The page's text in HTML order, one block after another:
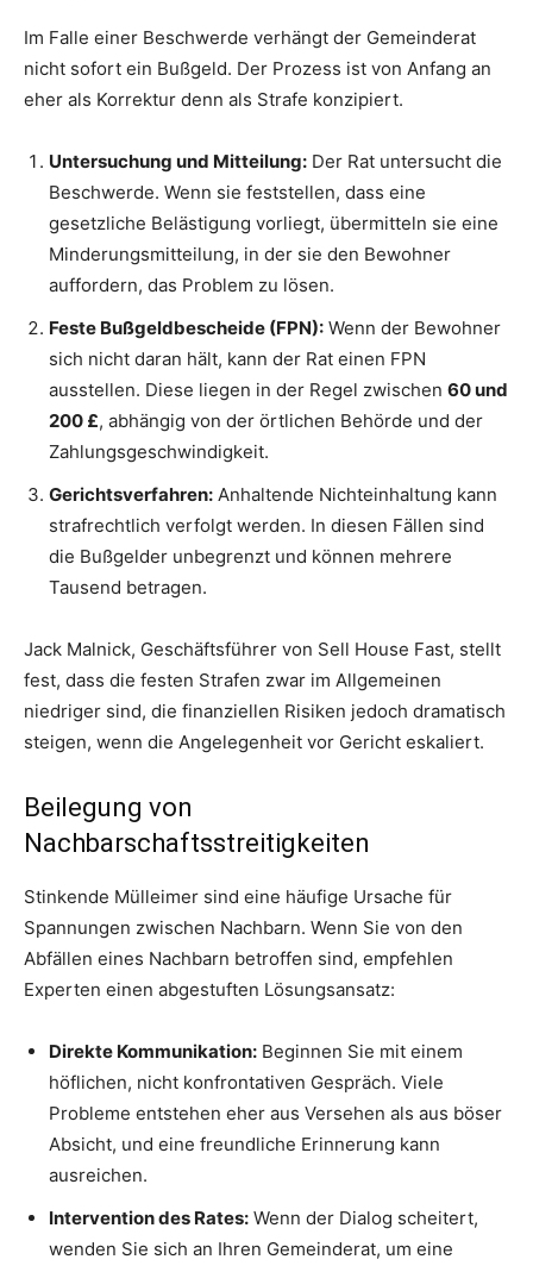
Im Falle einer Beschwerde verhängt der Gemeinderat
nicht sofort ein Bußgeld. Der Prozess ist von Anfang an
eher als Korrektur denn als Strafe konzipiert.
Untersuchung und Mitteilung: Der Rat untersucht die
Beschwerde. Wenn sie feststellen, dass eine
gesetzliche Belästigung vorliegt, übermitteln sie eine
Minderungsmitteilung, in der sie den Bewohner
auffordern, das Problem zu lösen.
Feste Bußgeldbescheide (FPN): Wenn der Bewohner
sich nicht daran hält, kann der Rat einen FPN
ausstellen. Diese liegen in der Regel zwischen 60 und
200 £, abhängig von der örtlichen Behörde und der
Zahlungsgeschwindigkeit.
Gerichtsverfahren: Anhaltende Nichteinhaltung kann
strafrechtlich verfolgt werden. In diesen Fällen sind
die Bußgelder unbegrenzt und können mehrere
Tausend betragen.
Jack Malnick, Geschäftsführer von Sell House Fast, stellt
fest, dass die festen Strafen zwar im Allgemeinen
niedriger sind, die finanziellen Risiken jedoch dramatisch
steigen, wenn die Angelegenheit vor Gericht eskaliert.
Beilegung von
Nachbarschaftsstreitigkeiten
Stinkende Mülleimer sind eine häufige Ursache für
Spannungen zwischen Nachbarn. Wenn Sie von den
Abfällen eines Nachbarn betroffen sind, empfehlen
Experten einen abgestuften Lösungsansatz:
Direkte Kommunikation: Beginnen Sie mit einem
höflichen, nicht konfrontativen Gespräch. Viele
Probleme entstehen eher aus Versehen als aus böser
Absicht, und eine freundliche Erinnerung kann
ausreichen.
Intervention des Rates: Wenn der Dialog scheitert,
wenden Sie sich an Ihren Gemeinderat, um eine